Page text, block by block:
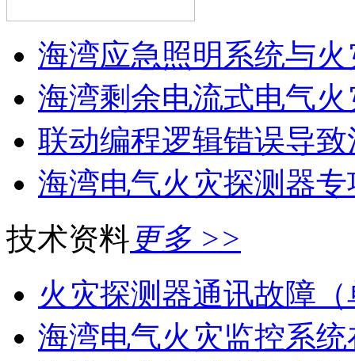
海湾应急照明系统与火
海湾剩余电流式电气火
联动编程逻辑错误导致
海湾电气火灾探测器
技术资料 更多 >>
火灾探测器通讯故障
海湾电气火灾监控系统